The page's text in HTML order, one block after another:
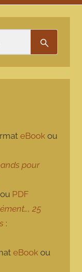
eBook ou
pour
ou PDF
25
:
eBook ou